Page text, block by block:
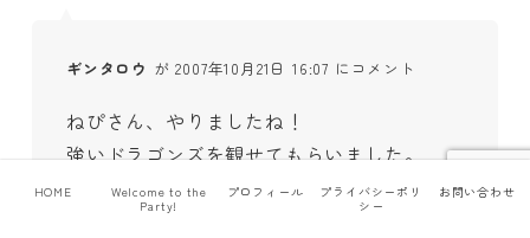
ギンタロウ が 2007年10月21日 16:07 にコメント
ねぴさん、やりましたね！
強いドラゴンズを観せてもらいました。
胴上げがなくてちょっと残念でしたが、
日本一の時に存分にやってもらいましょう。
HOME
Welcome to the
Party!
プロフィール
プライバシーポリ
シー
お問い合わせ